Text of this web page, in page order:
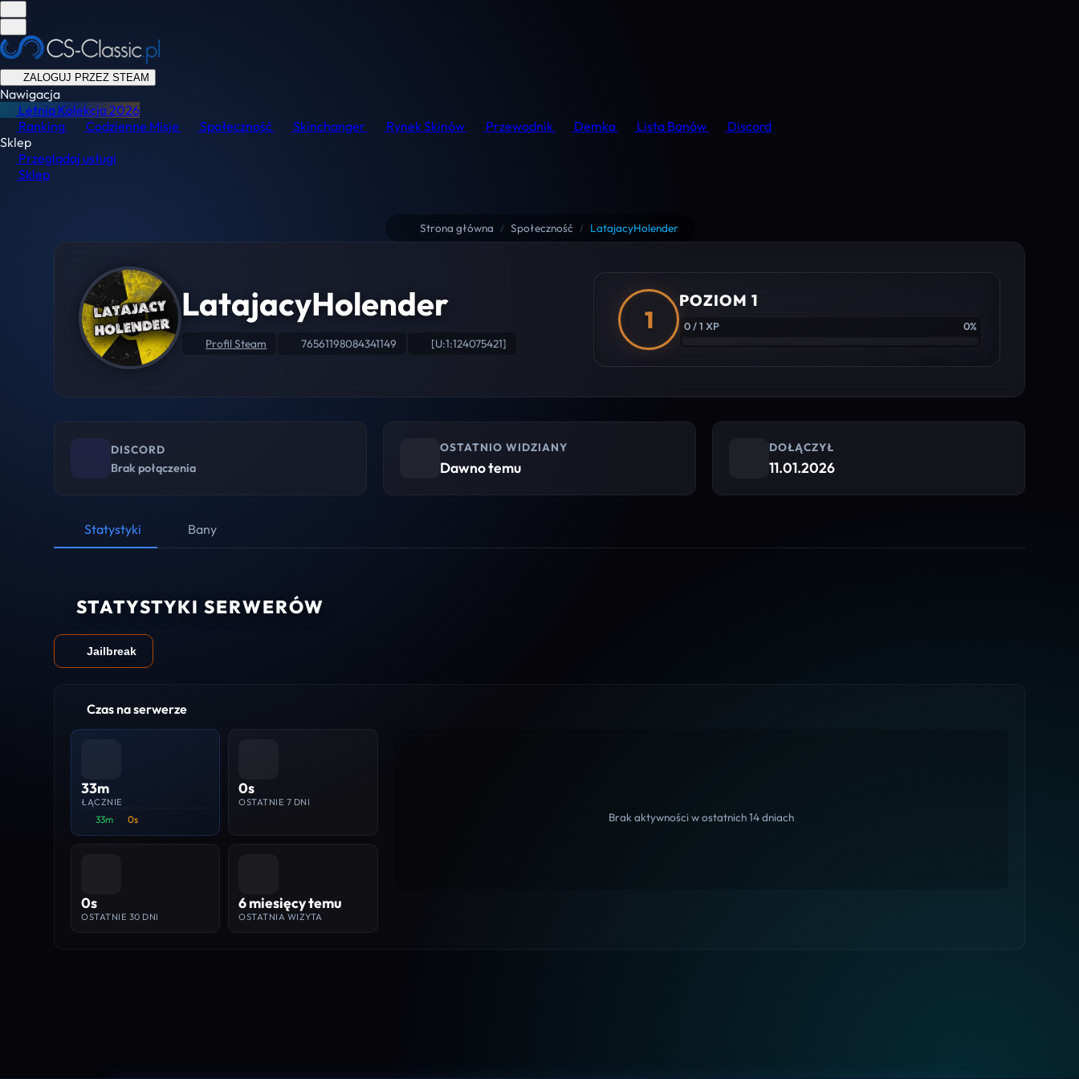
ZALOGUJ PRZEZ STEAM
Nawigacja
Letnia Kolekcja2026
Ranking
Codzienne Misje Społeczność Skinchanger Rynek Skinów Przewodnik Demka Lista Banów
Discord
Sklep
Przeglądaj usługi
Sklep
Strona główna / Społeczność / LatajacyHolender
LatajacyHolender
Profil Steam 76561198084341149 [U:1:124075421]
1
POZIOM 1
0 / 1 XP 0%
DISCORD
Brak połączenia
OSTATNIO WIDZIANY
Dawno temu
DOŁĄCZYŁ
11.01.2026
Statystyki Bany
STATYSTYKI SERWERÓW
Jailbreak
Czas na serwerze
33m
ŁĄCZNIE
33m 0s
0s
OSTATNIE 7 DNI
0s
OSTATNIE 30 DNI
6 miesięcy temu
OSTATNIA WIZYTA
Brak aktywności w ostatnich 14 dniach